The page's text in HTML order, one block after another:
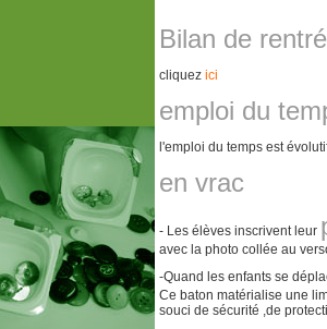
Bilan de
cliquez ici
emploi du
l'emploi du temps est
en vrac
- Les élèves inscrivent leur
avec la photo collée au
-Quand les enfants se
Ce baton matérialise une
souci de sécurité ,de